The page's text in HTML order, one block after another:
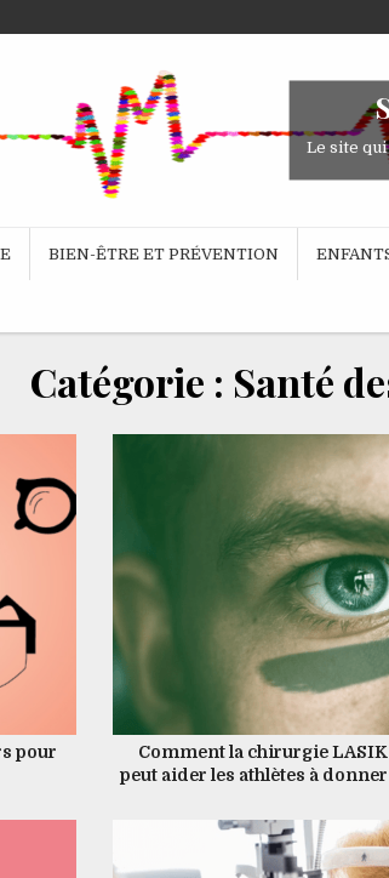
Le site
BIEN-ÊTRE ET PRÉVENTION
Catégorie : Santé
pour
Comment la chirurgie LASIK
peut aider les athlètes à